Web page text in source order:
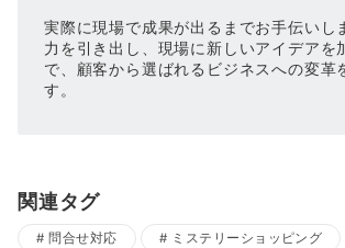
実際に現場で成果が出るまでお手伝いし
力を引き出し、現場に新しいアイデアを
で、顧客から選ばれるビジネスへの変革
す。
関連タグ
問合せ対応 ミステリーショッピング